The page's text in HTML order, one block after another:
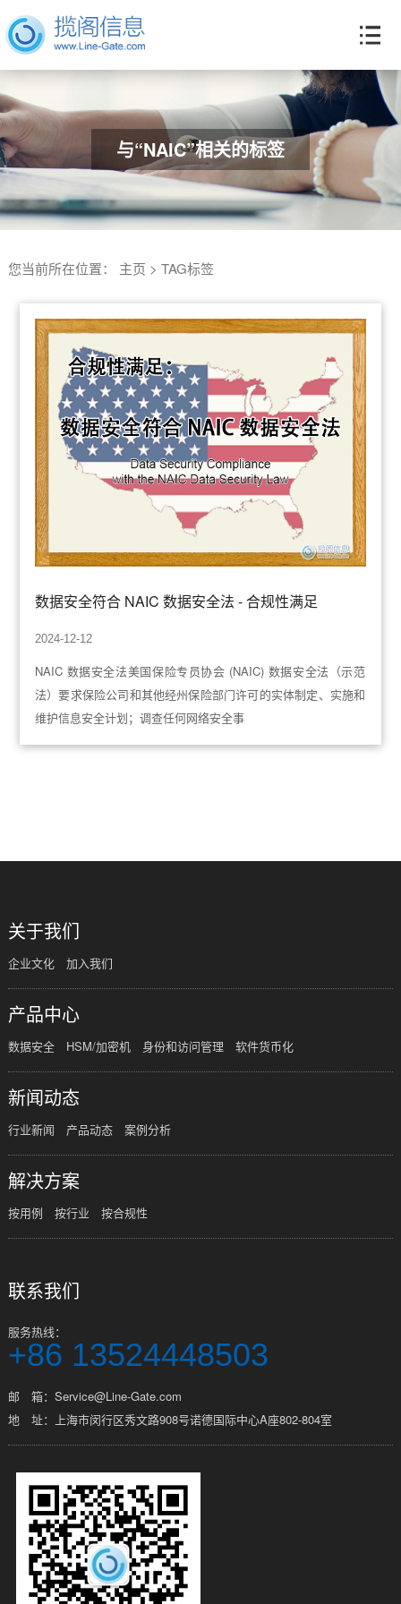
与“NAIC”相关的标签
您当前所在位置： 主页 > TAG标签
数据安全符合 NAIC 数据安全法 - 合规性满足
2024-12-12
NAIC 数据安全法美国保险专员协会 (NAIC) 数据安全法（示范
法）要求保险公司和其他经州保险部门许可的实体制定、实施和
维护信息安全计划；调查任何网络安全事
关于我们
企业文化 加入我们
产品中心
数据安全 HSM/加密机 身份和访问管理 软件货币化
新闻动态
行业新闻 产品动态 案例分析
解决方案
按用例 按行业 按合规性
联系我们
服务热线：
+86 13524448503
邮 箱：Service@Line-Gate.com
地 址：上海市闵行区秀文路908号诺德国际中心A座802-804室